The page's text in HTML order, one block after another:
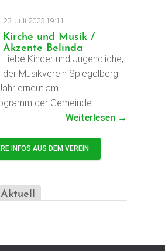
23. Juli 2023 19:11
Kirche und Musik /
Akzente Belinda
Liebe Kinder und Jugendliche,
der Musikverein Spiegelberg
erneut am
der Gemeinde…
Weiterlesen →
INFOS AUS DEM VEREIN